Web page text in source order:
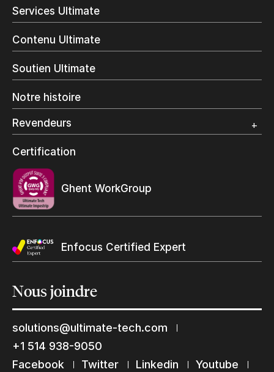
Publipostage et Transactionnel
Impression Commerciale
Livres à la demande
Impression jet d’encre
Impression d’étiquettes
Emballage numérique
Grand Format
Services Ultimate
Contenu Ultimate
Soutien Ultimate
Notre histoire
Revendeurs
Trouvez un revendeur
Certification
Ghent WorkGroup
Enfocus Certified Expert
Nousjoindre
solutions@ultimate-tech.com
+1 514 938-9050
Facebook
Twitter Linkedin
Youtube
Restons en contact
Abonnez-vous à notre liste de diffusion